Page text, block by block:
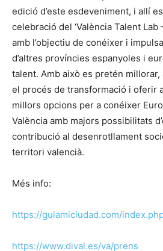
edició d’este esdeveniment, i allí
celebració del ‘València Talent Lab
amb l’objectiu de conéixer i
d’altres províncies espanyoles i
talent. Amb això es pretén
el procés de transformació i oferir
millors opcions per a conéixer
València amb majors possibilitats
contribució al desenrotllament
territori valencià.
Més info:
https://guiamiciudad.com/
https://www.dival.es/va/prens